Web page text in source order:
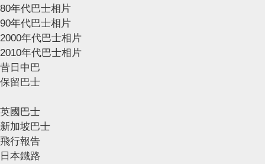
80年代巴士相片
90年代巴士相片
2000年代巴士相片
2010年代巴士相片
昔日中巴
保留巴士
英國巴士
新加坡巴士
飛行報告
日本鐵路